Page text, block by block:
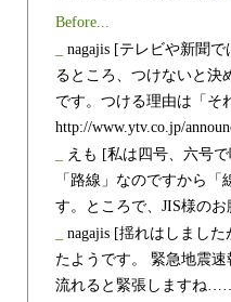
Before...
nagajis [テレビや新聞で
るところ、つけないと決
です。つける理由は「そ
http://www.ytv.co.jp/
えも [私は四号、六号で
「路線」なのですから
す。ところで、JIS様の
nagajis [揺れはしました
たようです。 緊急地震
流れると緊張しますね